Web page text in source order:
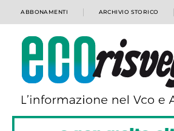
ABBONAMENTI ARCHIVIO STORICO